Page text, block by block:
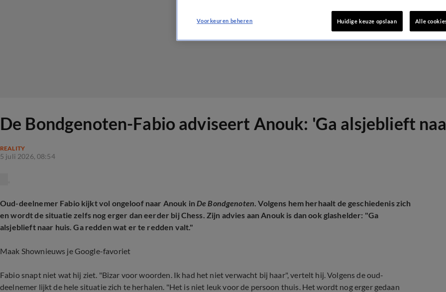
De Bondgenoten-Fabio adviseert Anouk: 'Ga alsjeblieft
REALITY
5 juli 2026, 08:54
Oud-deelnemer Fabio kijkt vol ongeloof naar Anouk in De Bondgenoten. Volgens hem herhaalt de geschiedenis zich
en wordt de situatie zelfs nog erger dan eerder bij Chess. Zijn advies aan Anouk is dan ook glashelder: "Ga
alsjeblieft naar huis. Ga redden wat er te redden valt."
Maak Shownieuws je Google-favoriet
Fabio snapt niet wat hij ziet. "Bizar voor woorden. Ik had het niet verwacht bij haar", vertelt hij. Volgens de oud-
deelnemer lijkt de hele situatie zich te herhalen. "Het is niet leuk voor de persoon thuis. Het wordt nog erger gedaan
Voorkeuren beheren Huidige keuze opslaan Alle